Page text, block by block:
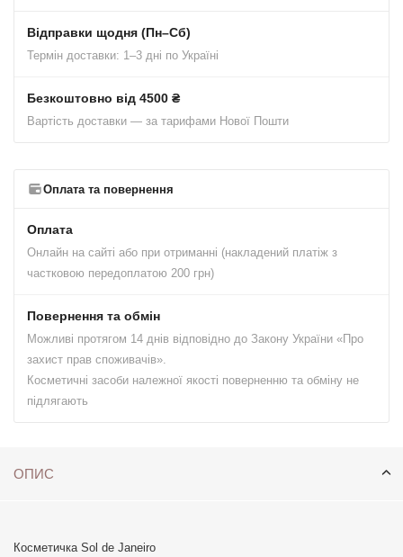
Відправки щодня (Пн–Сб)
Термін доставки: 1–3 дні по Україні
Безкоштовно від 4500 ₴
Вартість доставки — за тарифами Нової Пошти
Оплата та повернення
Оплата
Онлайн на сайті або при отриманні (накладений платіж з
частковою передоплатою 200 грн)
Повернення та обмін
Можливі протягом 14 днів відповідно до Закону України «Про
захист прав споживачів».
Косметичні засоби належної якості поверненню та обміну не
підлягають
ОПИС
Косметичка Sol de Janeiro